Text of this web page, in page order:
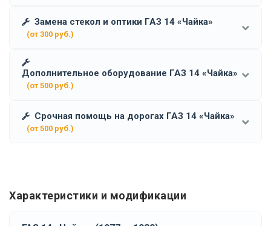
Замена стекол и оптики ГАЗ 14 «Чайка»
(от 300 руб.)
Дополнительное оборудование ГАЗ 14 «Чайка»
(от 500 руб.)
Срочная помощь на дорогах ГАЗ 14 «Чайка»
(от 500 руб.)
Характеристики и модификации